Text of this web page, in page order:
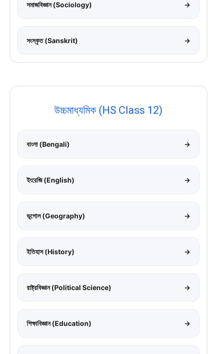
সমাজবিজ্ঞান (Sociology) →
সংস্কৃত (Sanskrit) →
উচ্চমাধ্যমিক (HS Class 12)
বাংলা (Bengali) →
ইংরেজি (English) →
ভূগোল (Geography) →
ইতিহাস (History) →
রাষ্ট্রবিজ্ঞান (Political Science) →
শিক্ষাবিজ্ঞান (Education) →